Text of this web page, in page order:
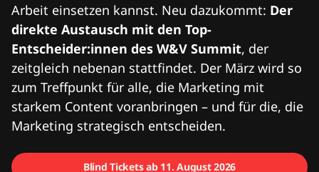
Arbeit einsetzen kannst. Neu dazukommt: Der
direkte Austausch mit den Top-
Entscheider:innen des W&V Summit, der
zeitgleich nebenan stattfindet. Der März wird so
zum Treffpunkt für alle, die Marketing mit
starkem Content voranbringen – und für die, die
Marketing strategisch entscheiden.
Blind Tickets ab 11. August 2026